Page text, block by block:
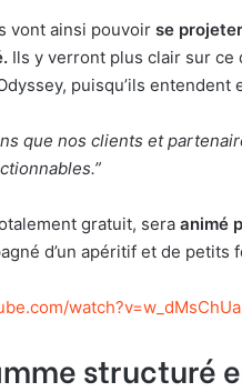
vont ainsi pouvoir se
Ils y verront plus clair sur
puisqu’ils entendent
que nos clients et
gratuit, sera animé
d’un apéritif et de petits
structuré